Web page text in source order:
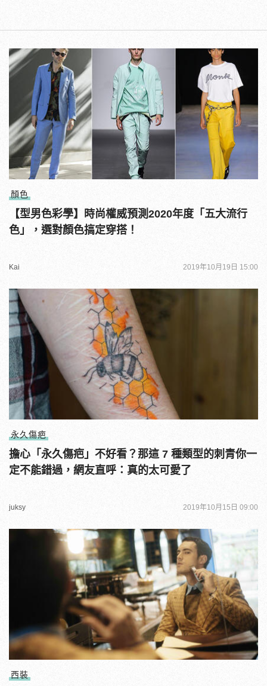
顏色
【型男色彩學】時尚權威預測2020年度「五大流行
色」，選對顏色搞定穿搭！
Kai 2019年10月19日 15:00
永久傷疤
擔心「永久傷疤」不好看？那這 7 種類型的刺青你一
定不能錯過，網友直呼：真的太可愛了
juksy 2019年10月15日 09:00
西裝